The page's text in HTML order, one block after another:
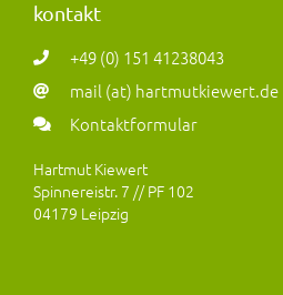
kontakt
+49 (0) 151 41238043
mail (at) hartmutkiewert.de
Kontaktformular
Hartmut Kiewert
Spinnereistr. 7 // PF 102
04179 Leipzig